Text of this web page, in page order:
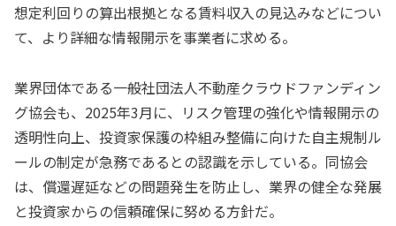
想定利回りの算出根拠となる賃料収入の見込みなどについ
て、より詳細な情報開示を事業者に求める。
業界団体である一般社団法人不動産クラウドファンディン
グ協会も、2025年3月に、リスク管理の強化や情報開示の
透明性向上、投資家保護の枠組み整備に向けた自主規制ル
ールの制定が急務であるとの認識を示している。同協会
は、償還遅延などの問題発生を防止し、業界の健全な発展
と投資家からの信頼確保に努める方針だ。